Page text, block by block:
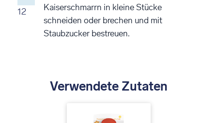
12
Kaiserschmarrn in kleine Stücke
schneiden oder brechen und mit
Staubzucker bestreuen.
Verwendete Zutaten